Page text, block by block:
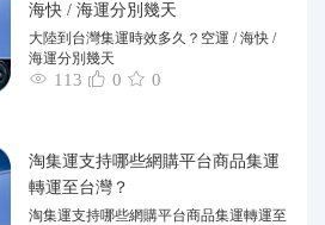
海快 / 海運分別幾天
大陸到台灣集運時效多久？空運 / 海快 /
海運分別幾天
113 0 0
淘集運支持哪些網購平台商品集運
轉運至台灣？
淘集運支持哪些網購平台商品集運轉運至